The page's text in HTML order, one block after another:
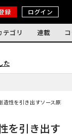
録 ログイン
テゴリ 連載
た
造性を引き出すソース原理
を引き出す